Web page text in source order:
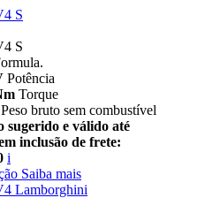
S
S
Potência
Torque
Peso bruto sem combustível
sugerido e válido até
inclusão de frete:
i
Saiba mais
Lamborghini